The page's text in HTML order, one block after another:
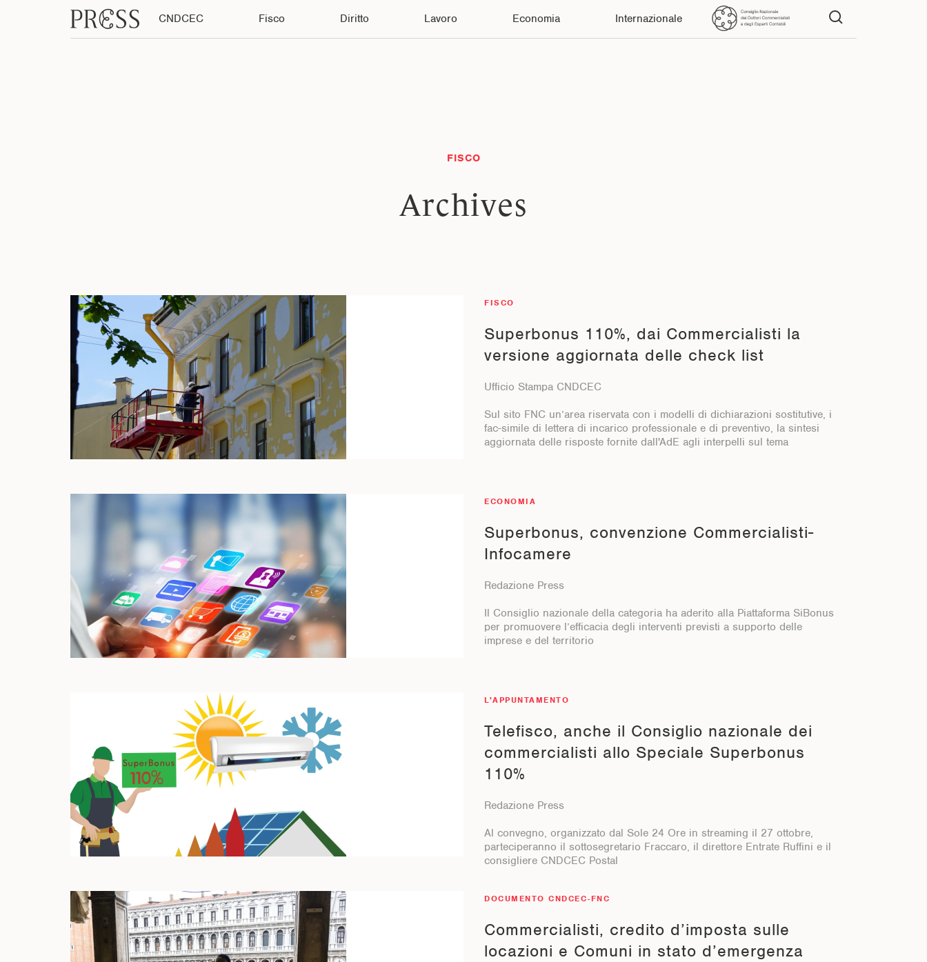
CNDCEC Fisco Diritto Lavoro Economia Internazionale
FISCO
Archives
FISCO
Superbonus 110%, dai Commercialisti la
versione aggiornata delle check list
Ufficio Stampa CNDCEC
Sul sito FNC un’area riservata con i modelli di dichiarazioni sostitutive, i
fac-simile di lettera di incarico professionale e di preventivo, la sintesi
aggiornata delle risposte fornite dall'AdE agli interpelli sul tema
ECONOMIA
Superbonus, convenzione Commercialisti-
Infocamere
Redazione Press
Il Consiglio nazionale della categoria ha aderito alla Piattaforma SiBonus
per promuovere l’efficacia degli interventi previsti a supporto delle
imprese e del territorio
L'APPUNTAMENTO
Telefisco, anche il Consiglio nazionale dei
commercialisti allo Speciale Superbonus
110%
Redazione Press
Al convegno, organizzato dal Sole 24 Ore in streaming il 27 ottobre,
parteciperanno il sottosegretario Fraccaro, il direttore Entrate Ruffini e il
consigliere CNDCEC Postal
DOCUMENTO CNDCEC-FNC
Commercialisti, credito d’imposta sulle
locazioni e Comuni in stato d’emergenza